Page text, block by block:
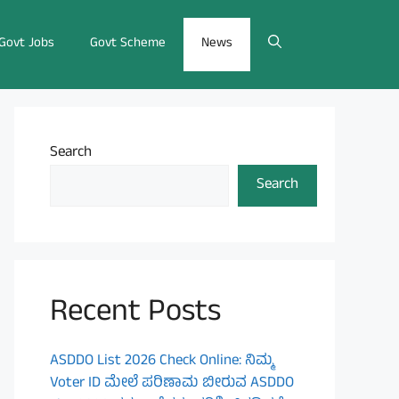
Jobs Govt Scheme News
Search
Search
Recent Posts
ASDDO List 2026 Check Online: ನಿಮ್ಮ
Voter ID ಮೇಲೆ ಪರಿಣಾಮ ಬೀರುವ ASDDO